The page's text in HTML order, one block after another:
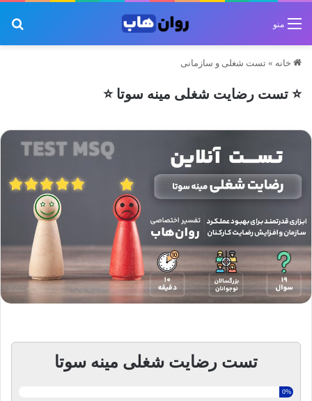
منو
خانه » تست شغلی و سازمانی
⭐ تست رضایت شغلی مینه سوتا ⭐
تست رضایت شغلی مینه سوتا
0%